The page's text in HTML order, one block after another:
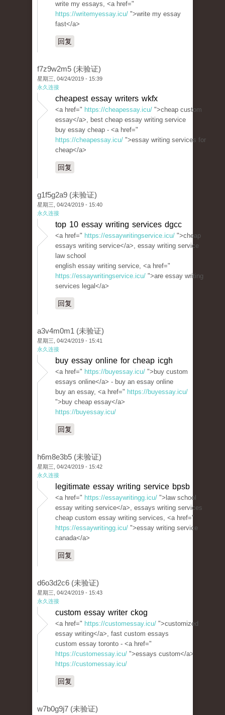
write my essays, <a href="
https://writemyessay.icu/ ">write my essay
fast</a>
回复
f7z9w2m5 (未验证)
星期三, 04/24/2019 - 15:39
永久连接
cheapest essay writers wkfx
<a href=" https://cheapessay.icu/ ">cheap custom
essay</a>, best cheap essay writing service
buy essay cheap - <a href="
https://cheapessay.icu/ ">essay writing services for
cheap</a>
回复
g1f5g2a9 (未验证)
星期三, 04/24/2019 - 15:40
永久连接
top 10 essay writing services dgcc
<a href=" https://essaywritingservice.icu/ ">cheap
essays writing service</a>, essay writing service
law school
english essay writing service, <a href="
https://essaywritingservice.icu/ ">are essay writing
services legal</a>
回复
a3v4m0m1 (未验证)
星期三, 04/24/2019 - 15:41
永久连接
buy essay online for cheap icgh
<a href=" https://buyessay.icu/ ">buy custom
essays online</a> - buy an essay online
buy an essay, <a href=" https://buyessay.icu/
">buy cheap essay</a>
https://buyessay.icu/
回复
h6m8e3b5 (未验证)
星期三, 04/24/2019 - 15:42
永久连接
legitimate essay writing service bpsb
<a href=" https://essaywritingg.icu/ ">law school
essay writing service</a>, essays writing services
cheap custom essay writing services, <a href="
https://essaywritingg.icu/ ">essay writing service
canada</a>
回复
d6o3d2c6 (未验证)
星期三, 04/24/2019 - 15:43
永久连接
custom essay writer ckog
<a href=" https://customessay.icu/ ">customized
essay writing</a>, fast custom essays
custom essay toronto - <a href="
https://customessay.icu/ ">essays custom</a>
https://customessay.icu/
回复
w7b0g9j7 (未验证)